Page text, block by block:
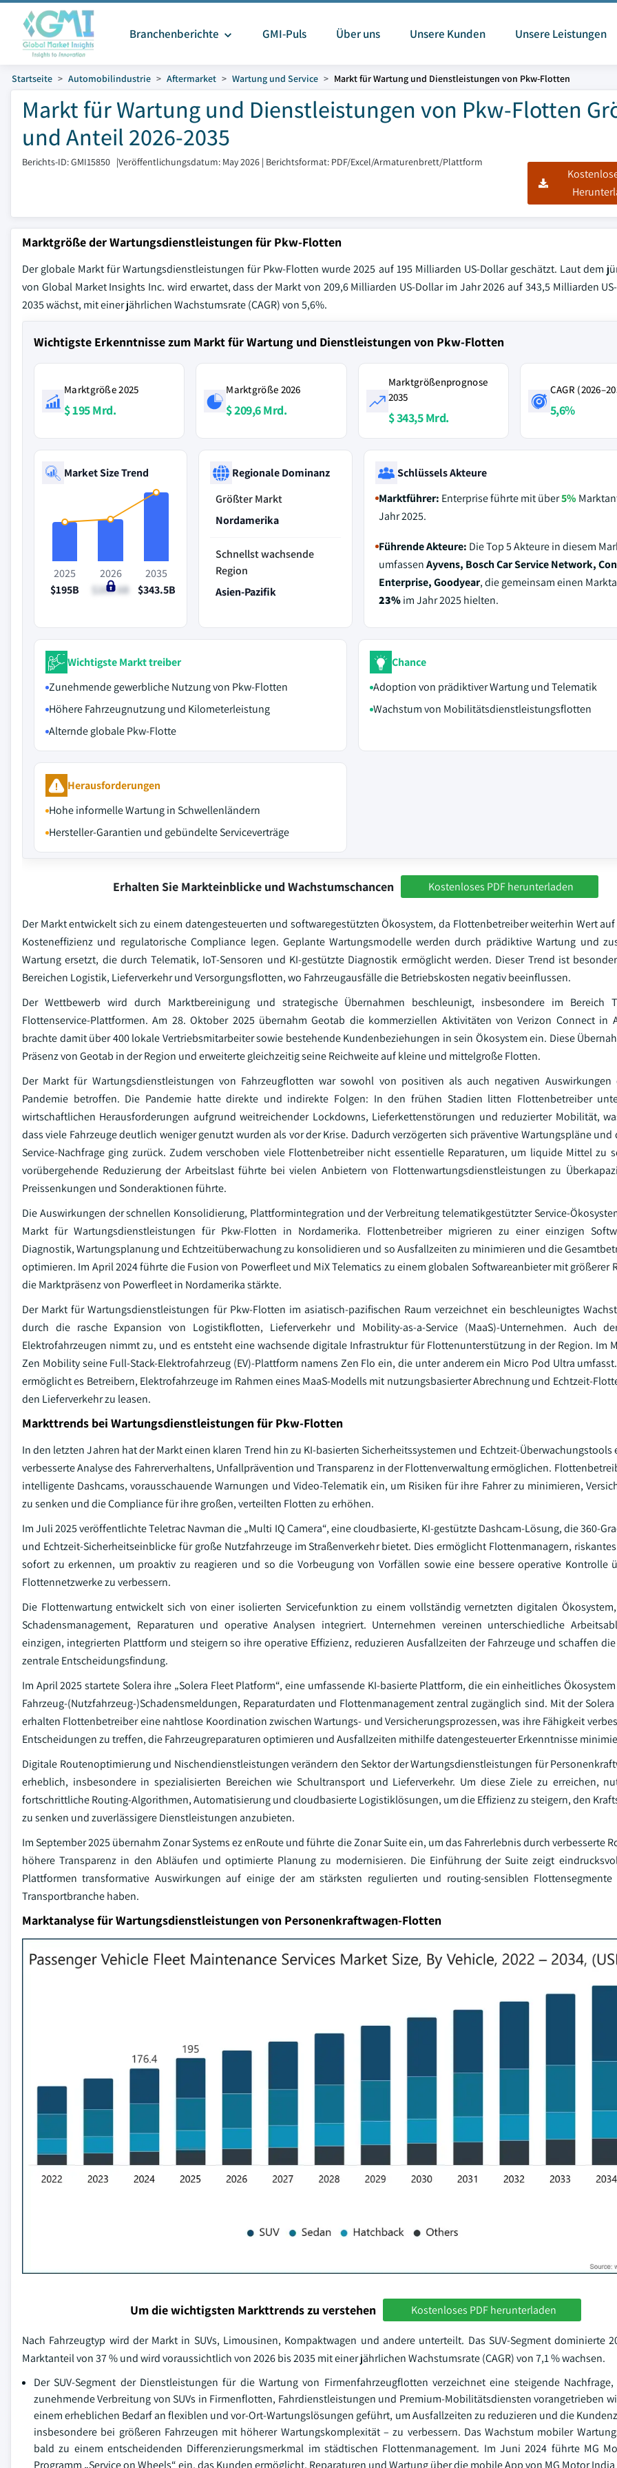
Branchenberichte GMI-Puls Über uns Unsere Kunden Unsere Leistungen
Startseite Automobilindustrie Aftermarket Wartung und Service Markt für Wartung und Dienstleistungen von Pkw-Flotten
Markt für Wartung und Dienstleistungen von Pkw-Flotten
und Anteil 2026-2035
Berichts-ID: GMI15850 |Veröffentlichungsdatum: May 2026 | Berichtsformat: PDF/Excel/Armaturenbrett/Plattform
Marktgröße der Wartungsdienstleistungen für Pkw-Flotten
Der globale Markt für Wartungsdienstleistungen für Pkw-Flotten wurde 2025 auf 195 Milliarden US-Dollar geschätzt. Laut dem
von Global Market Insights Inc. wird erwartet, dass der Markt von 209,6 Milliarden US-Dollar im Jahr 2026 auf 343,5 Milliarden
2035 wächst, mit einer jährlichen Wachstumsrate (CAGR) von 5,6%.
Wichtigste Erkenntnisse zum Markt für Wartung und Dienstleistungen von Pkw-Flotten
Marktgröße 2025
$ 195 Mrd.
Marktgröße 2026
$ 209,6 Mrd.
Marktgrößenprognose
2035
$ 343,5 Mrd.
CAGR
5,6%
Market Size Trend
2025
$195B
2026
$209.6B
2035
$343.5B
Regionale Dominanz
Größter Markt
Nordamerika
Schnellst wachsende
Region
Asien-Pazifik
Schlüssels Akteure
Marktführer: Enterprise führte mit über5%
Jahr 2025.
Führende Akteure: Die Top 5 Akteure in diesem
umfassenAyvens, Bosch Car Service Network,
Enterprise, Goodyear, die gemeinsam einen
23%im Jahr 2025 hielten.
Wichtigste Markt treiber
Zunehmende gewerbliche Nutzung von Pkw-Flotten
Höhere Fahrzeugnutzung und Kilometerleistung
Alternde globale Pkw-Flotte
Chance
Adoption von prädiktiver Wartung und Telematik
Wachstum von Mobilitätsdienstleistungsflotten
Herausforderungen
Hohe informelle Wartung in Schwellenländern
Hersteller-Garantien und gebündelte Serviceverträge
Erhalten Sie Markteinblicke und Wachstumschancen Kostenloses PDF herunterladen
Der Markt entwickelt sich zu einem datengesteuerten und softwaregestützten Ökosystem, da Flottenbetreiber weiterhin Wert
Kosteneffizienz und regulatorische Compliance legen. Geplante Wartungsmodelle werden durch prädiktive Wartung und
Wartung ersetzt, die durch Telematik, IoT-Sensoren und KI-gestützte Diagnostik ermöglicht werden. Dieser Trend ist
Bereichen Logistik, Lieferverkehr und Versorgungsflotten, wo Fahrzeugausfälle die Betriebskosten negativ beeinflussen.
Der Wettbewerb wird durch Marktbereinigung und strategische Übernahmen beschleunigt, insbesondere im Bereich
Flottenservice-Plattformen. Am 28. Oktober 2025 übernahm Geotab die kommerziellen Aktivitäten von Verizon Connect in
brachte damit über 400 lokale Vertriebsmitarbeiter sowie bestehende Kundenbeziehungen in sein Ökosystem ein. Diese
Präsenz von Geotab in der Region und erweiterte gleichzeitig seine Reichweite auf kleine und mittelgroße Flotten.
Der Markt für Wartungsdienstleistungen von Fahrzeugflotten war sowohl von positiven als auch negativen Auswirkungen
Pandemie betroffen. Die Pandemie hatte direkte und indirekte Folgen: In den frühen Stadien litten Flottenbetreiber
wirtschaftlichen Herausforderungen aufgrund weitreichender Lockdowns, Lieferkettenstörungen und reduzierter Mobilität,
dass viele Fahrzeuge deutlich weniger genutzt wurden als vor der Krise. Dadurch verzögerten sich präventive Wartungspläne
Service-Nachfrage ging zurück. Zudem verschoben viele Flottenbetreiber nicht essentielle Reparaturen, um liquide Mittel zu
vorübergehende Reduzierung der Arbeitslast führte bei vielen Anbietern von Flottenwartungsdienstleistungen zu
Preissenkungen und Sonderaktionen führte.
Die Auswirkungen der schnellen Konsolidierung, Plattformintegration und der Verbreitung telematikgestützter Service-
Markt für Wartungsdienstleistungen für Pkw-Flotten in Nordamerika. Flottenbetreiber migrieren zu einer einzigen
Diagnostik, Wartungsplanung und Echtzeitüberwachung zu konsolidieren und so Ausfallzeiten zu minimieren und die
optimieren. Im April 2024 führte die Fusion von Powerfleet und MiX Telematics zu einem globalen Softwareanbieter mit größerer
die Marktpräsenz von Powerfleet in Nordamerika stärkte.
Der Markt für Wartungsdienstleistungen für Pkw-Flotten im asiatisch-pazifischen Raum verzeichnet ein beschleunigtes
durch die rasche Expansion von Logistikflotten, Lieferverkehr und Mobility-as-a-Service (MaaS)-Unternehmen. Auch
Elektrofahrzeugen nimmt zu, und es entsteht eine wachsende digitale Infrastruktur für Flottenunterstützung in der Region. Im
Zen Mobility seine Full-Stack-Elektrofahrzeug (EV)-Plattform namens Zen Flo ein, die unter anderem ein Micro Pod Ultra
ermöglicht es Betreibern, Elektrofahrzeuge im Rahmen eines MaaS-Modells mit nutzungsbasierter Abrechnung und Echtzeit-
den Lieferverkehr zu leasen.
Markttrends bei Wartungsdienstleistungen für Pkw-Flotten
In den letzten Jahren hat der Markt einen klaren Trend hin zu KI-basierten Sicherheitssystemen und Echtzeit-Überwachungstools
verbesserte Analyse des Fahrerverhaltens, Unfallprävention und Transparenz in der Flottenverwaltung ermöglichen.
intelligente Dashcams, vorausschauende Warnungen und Video-Telematik ein, um Risiken für ihre Fahrer zu minimieren,
zu senken und die Compliance für ihre großen, verteilten Flotten zu erhöhen.
Im Juli 2025 veröffentlichte Teletrac Navman die „Multi IQ Camera“, eine cloudbasierte, KI-gestützte Dashcam-Lösung, die 360-
und Echtzeit-Sicherheitseinblicke für große Nutzfahrzeuge im Straßenverkehr bietet. Dies ermöglicht Flottenmanagern,
sofort zu erkennen, um proaktiv zu reagieren und so die Vorbeugung von Vorfällen sowie eine bessere operative Kontrolle
Flottennetzwerke zu verbessern.
Die Flottenwartung entwickelt sich von einer isolierten Servicefunktion zu einem vollständig vernetzten digitalen
Schadensmanagement, Reparaturen und operative Analysen integriert. Unternehmen vereinen unterschiedliche
einzigen, integrierten Plattform und steigern so ihre operative Effizienz, reduzieren Ausfallzeiten der Fahrzeuge und schaffen
zentrale Entscheidungsfindung.
Im April 2025 startete Solera ihre „Solera Fleet Platform“, eine umfassende KI-basierte Plattform, die ein einheitliches
Fahrzeug-(Nutzfahrzeug-)Schadensmeldungen, Reparaturdaten und Flottenmanagement zentral zugänglich sind. Mit der
erhalten Flottenbetreiber eine nahtlose Koordination zwischen Wartungs- und Versicherungsprozessen, was ihre Fähigkeit
Entscheidungen zu treffen, die Fahrzeugreparaturen optimieren und Ausfallzeiten mithilfe datengesteuerter Erkenntnisse
Digitale Routenoptimierung und Nischendienstleistungen verändern den Sektor der Wartungsdienstleistungen für
erheblich, insbesondere in spezialisierten Bereichen wie Schultransport und Lieferverkehr. Um diese Ziele zu erreichen,
fortschrittliche Routing-Algorithmen, Automatisierung und cloudbasierte Logistiklösungen, um die Effizienz zu steigern, den
zu senken und zuverlässigere Dienstleistungen anzubieten.
Im September 2025 übernahm Zonar Systems ez enRoute und führte die Zonar Suite ein, um das Fahrerlebnis durch verbesserte
höhere Transparenz in den Abläufen und optimierte Planung zu modernisieren. Die Einführung der Suite zeigt
Plattformen transformative Auswirkungen auf einige der am stärksten regulierten und routing-sensiblen
Transportbranche haben.
Marktanalyse für Wartungsdienstleistungen von Personenkraftwagen-Flotten
Um die wichtigsten Markttrends zu verstehen Kostenloses PDF herunterladen
Nach Fahrzeugtyp wird der Markt in SUVs, Limousinen, Kompaktwagen und andere unterteilt. Das SUV-Segment dominierte
Marktanteil von 37 % und wird voraussichtlich von 2026 bis 2035 mit einer jährlichen Wachstumsrate (CAGR) von 7,1 % wachsen.
Der SUV-Segment der Dienstleistungen für die Wartung von Firmenfahrzeugflotten verzeichnet eine steigende
zunehmende Verbreitung von SUVs in Firmenflotten, Fahrdienstleistungen und Premium-Mobilitätsdiensten vorangetrieben
einem erheblichen Bedarf an flexiblen und vor-Ort-Wartungslösungen geführt, um Ausfallzeiten zu reduzieren und die
insbesondere bei größeren Fahrzeugen mit höherer Wartungskomplexität – zu verbessern. Das Wachstum mobiler
bald zu einem entscheidenden Differenzierungsmerkmal im städtischen Flottenmanagement. Im Juni 2024 führte MG